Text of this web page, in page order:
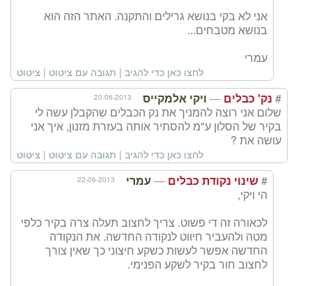
אני לא בקי בנושא גרילים והתקנה. האתר הזה הוא
בנושא מטבחים...
עמרי
לחצו כאן כדי להגיב | תגובה עם ציטוט | ציטוט
# נק' כבלים — ויקי אלמקייס 20-06-2013
שלום אני רוצה להמניך את נק הכבלים שהקבלן עשה לי
בקיר של הסלון ע"מ להסתיר אותה בעזרת מזנון, איך אני
עושה את ?
לחצו כאן כדי להגיב | תגובה עם ציטוט | ציטוט
# שינוי נקודת כבלים — עמרי 22-06-2013
הי ויקי,
לכאורה זה די פשוט. צריך לחצוב תעלה צרה בקיר כלפי
מטה ולהעביר חיווט לנקודה החדשה. את הנקודה
החדשה אפשר לעשות כשקע חיצוני כך שאין צורך
לחצוב חור בקיר לשקע הפנימי.